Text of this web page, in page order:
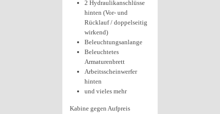
2 Hydraulikanschlüsse
hinten (Vor- und
Rücklauf / doppelseitig
wirkend)
Beleuchtungsanlange
Beleuchtetes
Armaturenbrett
Arbeitsscheinwerfer
hinten
und vieles mehr
Kabine gegen Aufpreis